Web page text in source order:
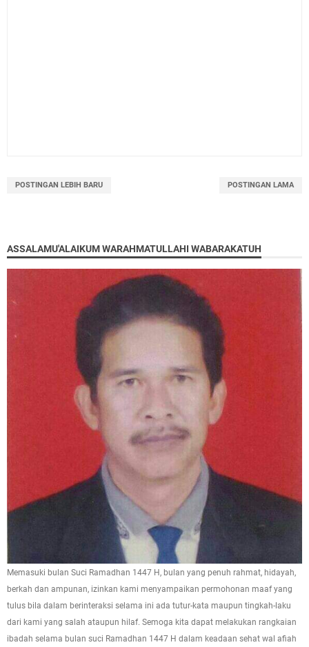
POSTINGAN LEBIH BARU POSTINGAN LAMA
ASSALAMU'ALAIKUM WARAHMATULLAHI WABARAKATUH
Memasuki bulan Suci Ramadhan 1447 H, bulan yang penuh rahmat, hidayah,
berkah dan ampunan, izinkan kami menyampaikan permohonan maaf yang
tulus bila dalam berinteraksi selama ini ada tutur-kata maupun tingkah-laku
dari kami yang salah ataupun hilaf. Semoga kita dapat melakukan rangkaian
ibadah selama bulan suci Ramadhan 1447 H dalam keadaan sehat wal afiah